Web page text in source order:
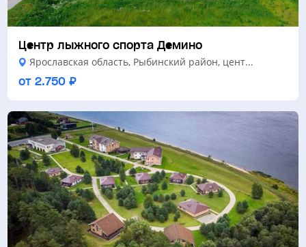
Центр лыжного спорта Демино
Ярославская область, Рыбинский район, цент...
от 2.750 ₽